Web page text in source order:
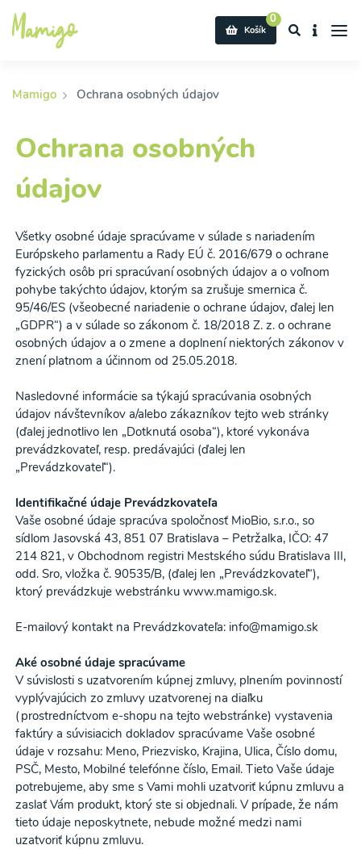
0
Košík
Mamigo Ochrana osobných údajov
Ochrana osobných
údajov
Všetky osobné údaje spracúvame v súlade s nariadením
Európskeho parlamentu a Rady EÚ č. 2016/679 o ochrane
fyzických osôb pri spracúvaní osobných údajov a o voľnom
pohybe takýchto údajov, ktorým sa zrušuje smernica č.
95/46/ES (všeobecné nariadenie o ochrane údajov, ďalej len
„GDPR“) a v súlade so zákonom č. 18/2018 Z. z. o ochrane
osobných údajov a o zmene a doplnení niektorých zákonov v
znení platnom a účinnom od 25.05.2018.
Nasledovné informácie sa týkajú spracúvania osobných
údajov návštevníkov a/alebo zákazníkov tejto web stránky
(ďalej jednotlivo len „Dotknutá osoba“), ktoré vykonáva
prevádzkovateľ, resp. predávajúci (ďalej len
„Prevádzkovateľ“).
Identifikačné údaje Prevádzkovateľa
Vaše osobné údaje spracúva spoločnosť MioBio, s.r.o., so
sídlom Jasovská 43, 851 07 Bratislava – Petržalka, IČO: 47
214 821, v Obchodnom registri Mestského súdu Bratislava III,
odd. Sro, vložka č. 90535/B, (ďalej len „Prevádzkovateľ“),
ktorý prevádzkuje webstránku www.mamigo.sk.
E-mailový kontakt na Prevádzkovateľa: info@mamigo.sk
Aké osobné údaje spracúvame
V súvislosti s uzatvorením kúpnej zmluvy, plnením povinností
vyplývajúcich zo zmluvy uzatvorenej na diaľku
(prostredníctvom e-shopu na tejto webstránke) vystavenia
faktúry a súvisiacich dokladov spracúvame Vaše osobné
údaje v rozsahu: Meno, Priezvisko, Krajina, Ulica, Číslo domu,
PSČ, Mesto, Mobilné telefónne číslo, Email. Tieto Vaše údaje
potrebujeme, aby sme s Vami mohli uzatvoriť kúpnu zmluvu a
zaslať Vám produkt, ktorý ste si objednali. V prípade, že nám
tieto údaje neposkytnete, nebude možné medzi nami
uzatvoriť kúpnu zmluvu.